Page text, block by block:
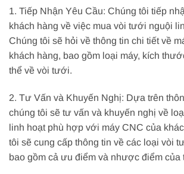
1. Tiếp Nhận Yêu Cầu: Chúng tôi tiếp
khách hàng về việc mua vòi tưới nguội
Chúng tôi sẽ hỏi về thông tin chi tiết về
khách hàng, bao gồm loại máy, kích
thể về vòi tưới.
2. Tư Vấn và Khuyến Nghị: Dựa trên
chúng tôi sẽ tư vấn và khuyến nghị về
linh hoạt phù hợp với máy CNC của
tôi sẽ cung cấp thông tin về các loại vòi
bao gồm cả ưu điểm và nhược điểm của